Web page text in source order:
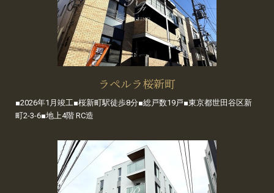
ラペルラ桜新町
■2026年1月竣工■桜新町駅徒歩8分■総戸数19戸■東京都世田谷区新
町2-3-6■地上4階 RC造